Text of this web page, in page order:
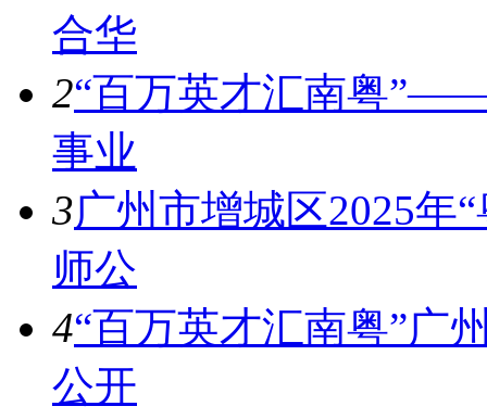
合华
2“百万英才汇南粤
事业
3广州市增城区2025年
师公
4“百万英才汇南粤”广
公开